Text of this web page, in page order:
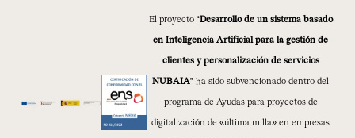
El proyecto “Desarrollo de un sistema basado
en Inteligencia Artificial para la gestión de
clientes y personalización de servicios
NUBAIA” ha sido subvencionado dentro del
programa de Ayudas para proyectos de
digitalización de «última milla» en empresas